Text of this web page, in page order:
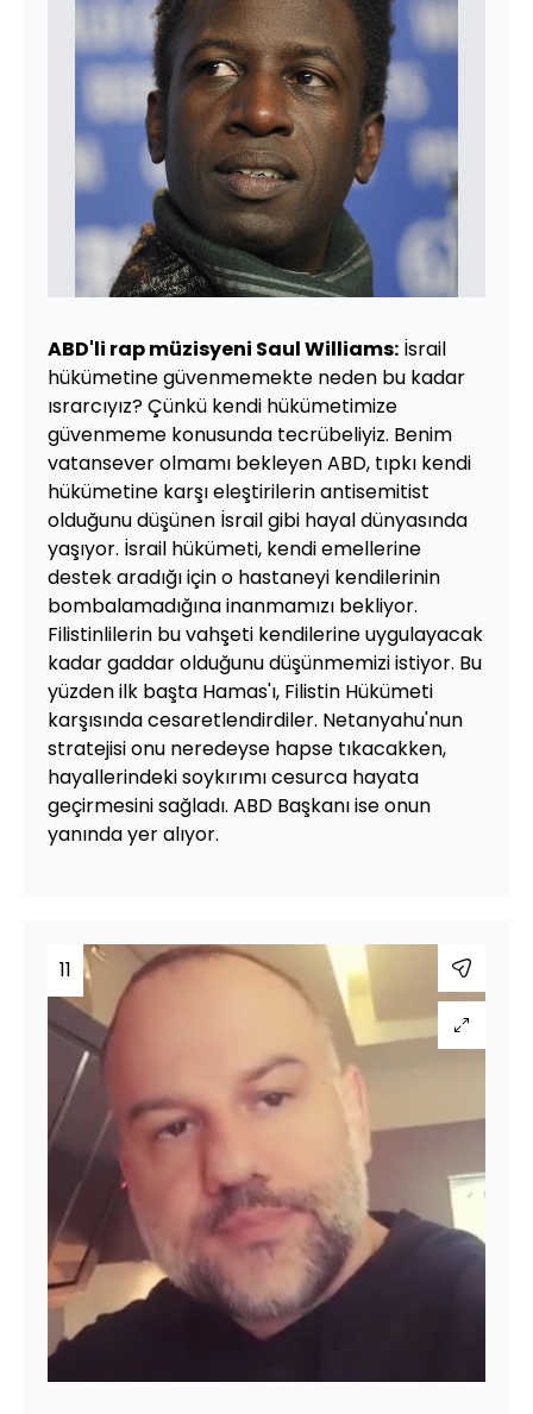
ABD'li rap müzisyeni Saul Williams: İsrail
hükümetine güvenmemekte neden bu kadar
ısrarcıyız? Çünkü kendi hükümetimize
güvenmeme konusunda tecrübeliyiz. Benim
vatansever olmamı bekleyen ABD, tıpkı kendi
hükümetine karşı eleştirilerin antisemitist
olduğunu düşünen İsrail gibi hayal dünyasında
yaşıyor. İsrail hükümeti, kendi emellerine
destek aradığı için o hastaneyi kendilerinin
bombalamadığına inanmamızı bekliyor.
Filistinlilerin bu vahşeti kendilerine uygulayacak
kadar gaddar olduğunu düşünmemizi istiyor. Bu
yüzden ilk başta Hamas'ı, Filistin Hükümeti
karşısında cesaretlendirdiler. Netanyahu'nun
stratejisi onu neredeyse hapse tıkacakken,
hayallerindeki soykırımı cesurca hayata
geçirmesini sağladı. ABD Başkanı ise onun
yanında yer alıyor.
11